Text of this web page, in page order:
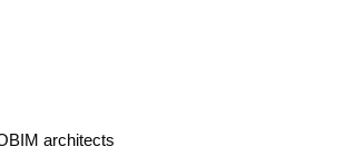
architects